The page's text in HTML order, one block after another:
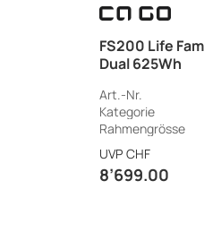
FS200 Life
Dual 625Wh
Art.-Nr.
Kategorie
Rahmengrösse
UVP CHF
8’699.00